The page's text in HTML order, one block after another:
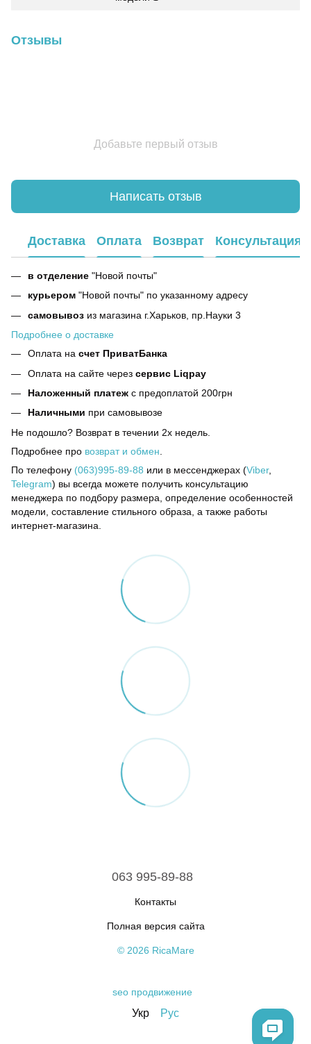
Отзывы
Добавьте первый отзыв
Написать отзыв
Доставка Оплата Возврат Консультация
в отделение "Новой почты"
курьером "Новой почты" по указанному адресу
самовывоз из магазина г.Харьков, пр.Науки 3
Подробнее о доставке
Оплата на счет ПриватБанка
Оплата на сайте через сервис Liqpay
Наложенный платеж с предоплатой 200грн
Наличными при самовывозе
Не подошло? Возврат в течении 2х недель.
Подробнее про возврат и обмен
По телефону (063)995-89-88 или в мессенджерах (Viber,
Telegram) вы всегда можете получить консультацию
менеджера по подбору размера, определение особенностей
модели, составление стильного образа, а также работы
интернет-магазина.
063 995-89-88
Контакты
Полная версия сайта
© 2026 RicaMare
seo продвижение
Укр Рус